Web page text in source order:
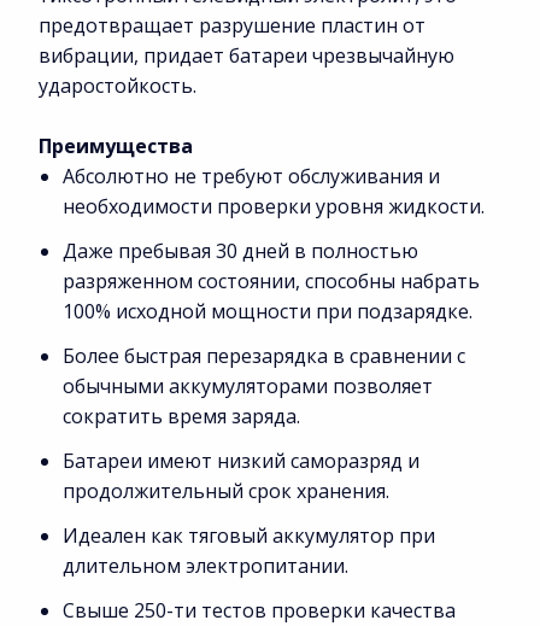
предотвращает разрушение пластин от
вибрации, придает батареи чрезвычайную
ударостойкость.
Преимущества
Абсолютно не требуют обслуживания и
необходимости проверки уровня жидкости.
Даже пребывая 30 дней в полностью
разряженном состоянии, способны набрать
100% исходной мощности при подзарядке.
Более быстрая перезарядка в сравнении с
обычными аккумуляторами позволяет
сократить время заряда.
Батареи имеют низкий саморазряд и
продолжительный срок хранения.
Идеален как тяговый аккумулятор при
длительном электропитании.
Свыше 250-ти тестов проверки качества